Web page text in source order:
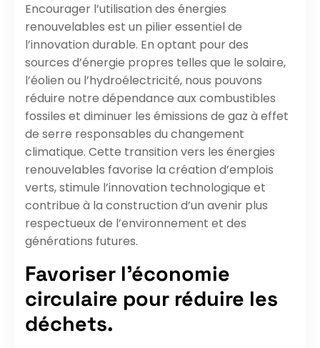
Encourager l’utilisation des énergies
renouvelables est un pilier essentiel de
l’innovation durable. En optant pour des
sources d’énergie propres telles que le solaire,
l’éolien ou l’hydroélectricité, nous pouvons
réduire notre dépendance aux combustibles
fossiles et diminuer les émissions de gaz à effet
de serre responsables du changement
climatique. Cette transition vers les énergies
renouvelables favorise la création d’emplois
verts, stimule l’innovation technologique et
contribue à la construction d’un avenir plus
respectueux de l’environnement et des
générations futures.
Favoriser l’économie
circulaire pour réduire les
déchets.